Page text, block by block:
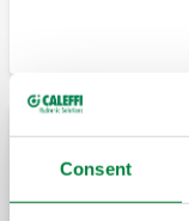
Consent
rrezatuese, lidhje